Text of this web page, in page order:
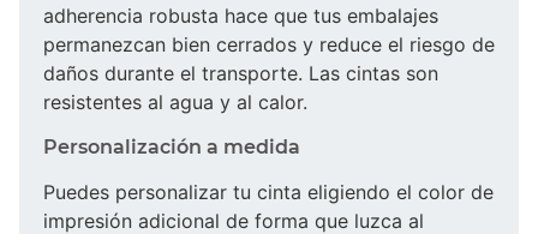
adherencia robusta hace que tus embalajes
permanezcan bien cerrados y reduce el riesgo de
daños durante el transporte. Las cintas son
resistentes al agua y al calor.
Personalización a medida
Puedes personalizar tu cinta eligiendo el color de
impresión adicional de forma que luzca al